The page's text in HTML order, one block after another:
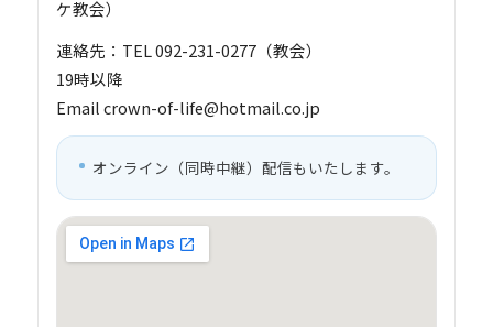
ケ教会）
連絡先：TEL 092-231-0277（教会）
19時以降
Email crown-of-life@hotmail.co.jp
オンライン（同時中継）配信もいたします。